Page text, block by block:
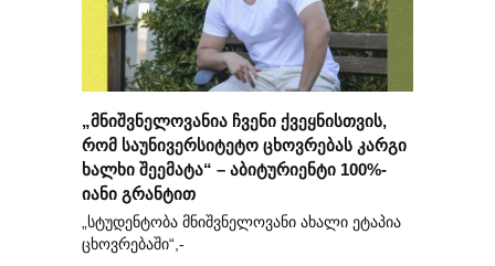
„მნიშვნელოვანია ჩვენი ქვეყნისთვის,
რომ საუნივერსიტეტო ცხოვრებას კარგი
ხალხი შეემატა“ – აბიტურიენტი 100%-
იანი გრანტით
„სტუდენტობა მნიშვნელოვანი ახალი ეტაპია
ცხოვრებაში“,-